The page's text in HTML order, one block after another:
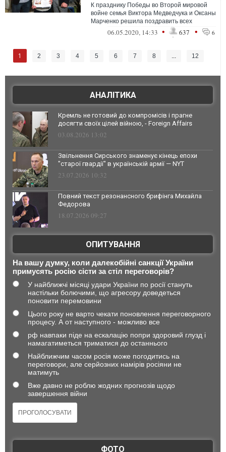
К празднику Победы во Второй мировой
войне семья Виктора Медведчука и Оксаны
Марченко решила поздравить всех
участников боевых действий и ветеранов
06.05.2020, 14:33 • 637 • 6
1 2 3 4 5 6 7 8 ... 12
АНАЛІТИКА
Кремль не готовий до компромісів і прагне
досягти своїх цілей війною, - Foreign Affairs
03.08.2026 13:02
Звільнення Сирського знаменує кінець епохи
"старої гвардії" в українській армії — NYT
23.07.2026 10:32
Повний текст резонансного брифінга Михайла
Федорова
18.07.2026 09:27
ОПИТУВАННЯ
На вашу думку, коли далекобійні санкції України
примусять росію сісти за стіл переговорів?
У найближчі місяці удари України по росії стануть
настільки болючими, що агресору доведеться
поновити перемовини
Цього року не варто чекати поновлення переговорного
процесу. А от наступного - можливо все
рф навпаки піде на ескалацію попри здоровий глузд і
намагатиметься триматися до останнього
Найближчим часом росія може погодитись на
переговори, але серйозних намірів росіяни не
матимуть
Вже давно не роблю жодних прогнозів щодо
завершення війни
ФОТО